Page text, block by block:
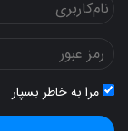
مرا به خاطر بسپار